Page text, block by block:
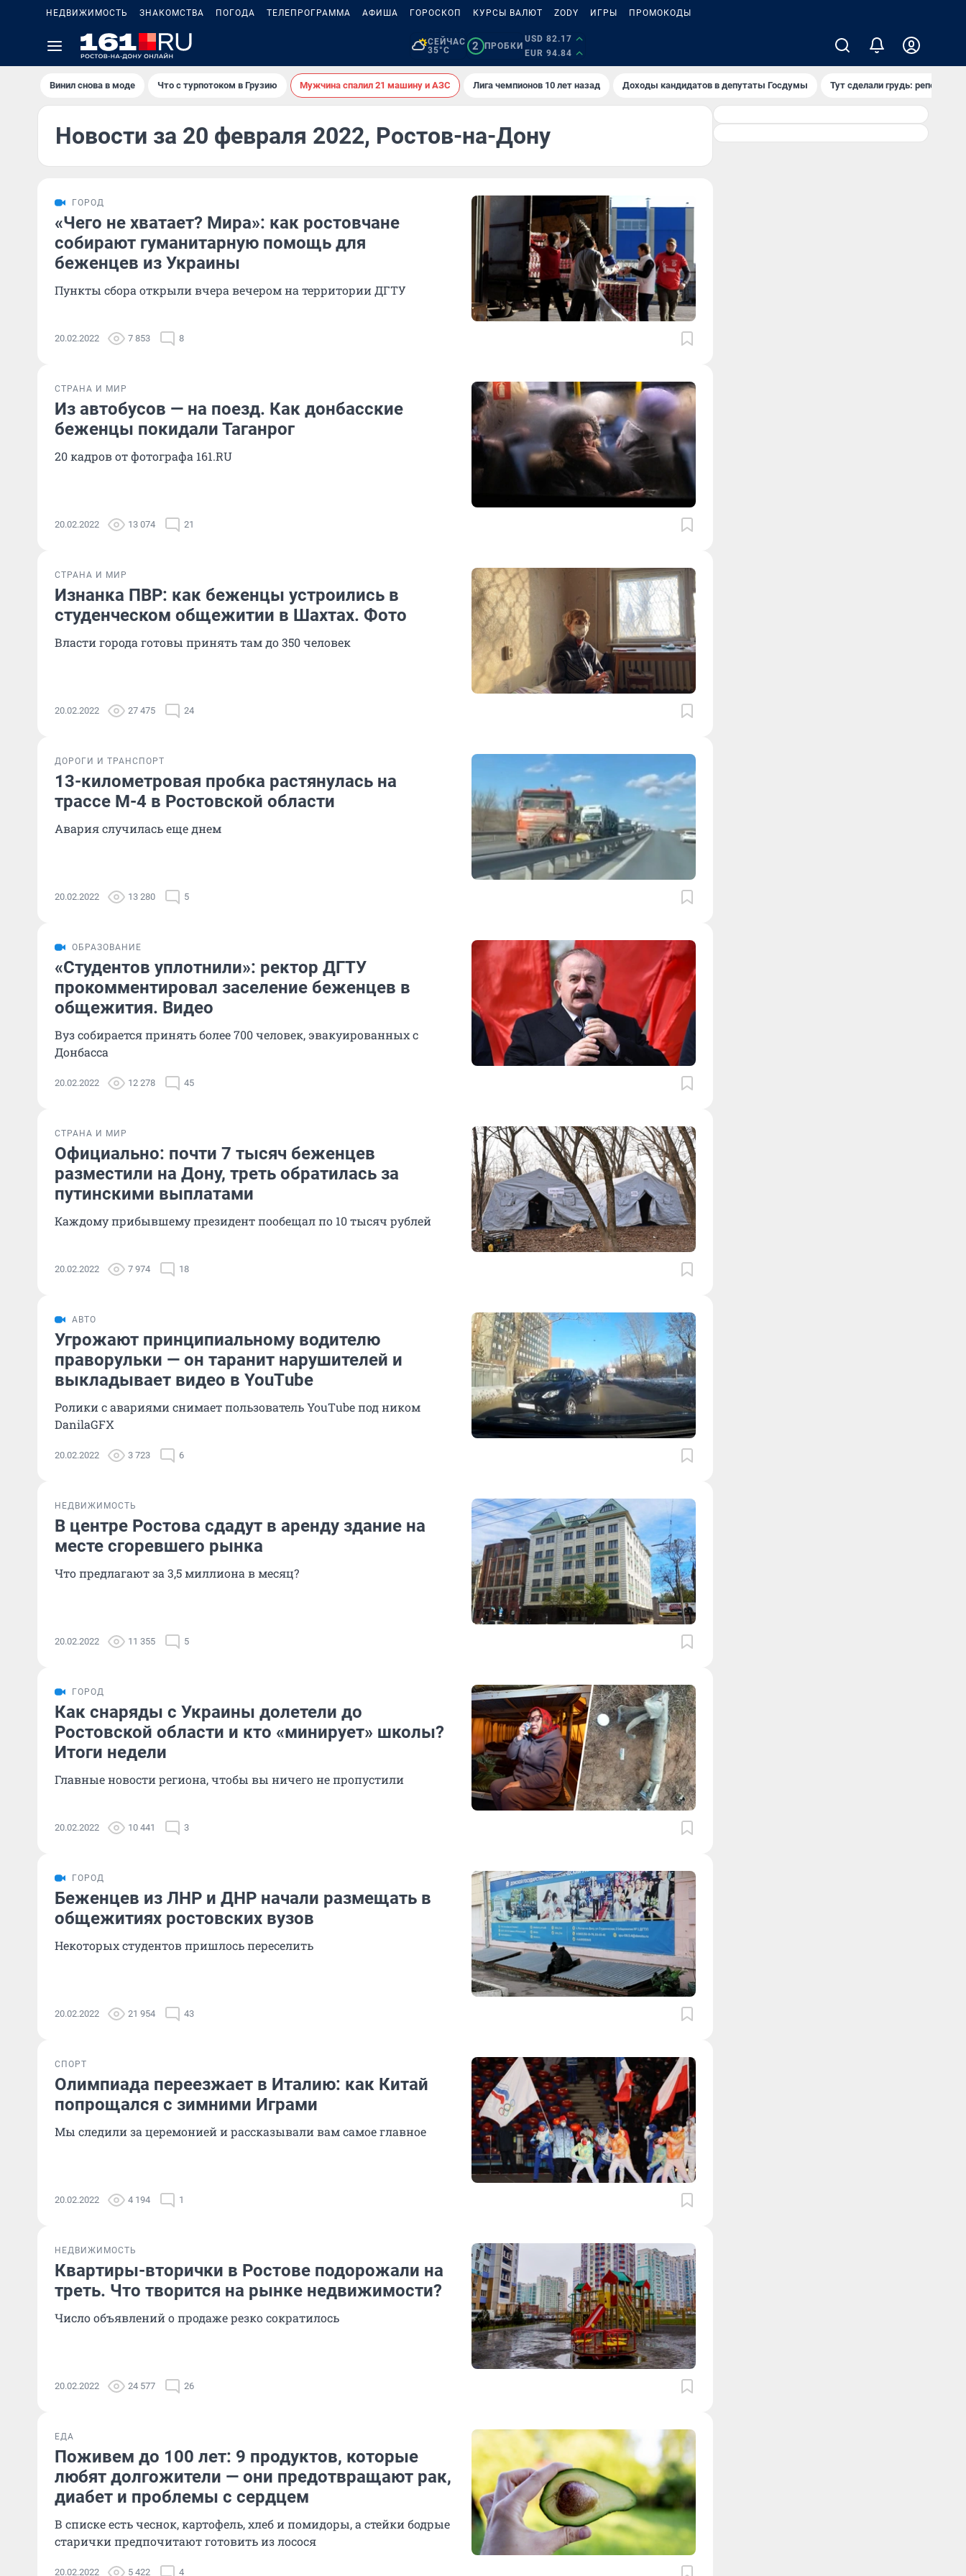
НЕДВИЖИМОСТЬ ЗНАКОМСТВА ПОГОДА ТЕЛЕПРОГРАММА АФИША ГОРОСКОП КУРСЫ ВАЛЮТ ZODY ИГРЫ ПРОМОКОДЫ
СЕЙЧАС
35°C
2 ПРОБКИ
USD 82.17
EUR 94.84
Винил снова в моде Что с турпотоком в Грузию Мужчина спалил 21 машину и АЗС Лига чемпионов 10 лет назад Доходы кандидатов в депутаты Госдумы Тут сделали грудь: репортаж
Новости за 20 февраля 2022, Ростов-на-Дону
ГОРОД
«Чего не хватает? Мира»: как ростовчане
собирают гуманитарную помощь для
беженцев из Украины
Пункты сбора открыли вчера вечером на территории ДГТУ
20.02.2022 7 853 8
СТРАНА И МИР
Из автобусов — на поезд. Как донбасские
беженцы покидали Таганрог
20 кадров от фотографа 161.RU
20.02.2022 13 074 21
СТРАНА И МИР
Изнанка ПВР: как беженцы устроились в
студенческом общежитии в Шахтах. Фото
Власти города готовы принять там до350 человек
20.02.2022 27 475 24
ДОРОГИ И ТРАНСПОРТ
13-километровая пробка растянулась на
трассе М-4 в Ростовской области
Авария случилась еще днем
20.02.2022 13 280 5
ОБРАЗОВАНИЕ
«Студентов уплотнили»: ректор ДГТУ
прокомментировал заселение беженцев в
общежития. Видео
Вуз собирается принять более 700 человек, эвакуированных с
Донбасса
20.02.2022 12 278 45
СТРАНА И МИР
Официально: почти 7 тысяч беженцев
разместили на Дону, треть обратилась за
путинскими выплатами
Каждому прибывшему президент пообещал по 10 тысяч рублей
20.02.2022 7 974 18
АВТО
Угрожают принципиальному водителю
праворульки — он таранит нарушителей и
выкладывает видео в YouТube
Ролики с авариями снимает пользователь YouТube под ником
DanilaGFX
20.02.2022 3 723 6
НЕДВИЖИМОСТЬ
В центре Ростова сдадут в аренду здание на
месте сгоревшего рынка
Что предлагают за 3,5 миллиона в месяц?
20.02.2022 11 355 5
ГОРОД
Как снаряды с Украины долетели до
Ростовской области и кто «минирует» школы?
Итоги недели
Главные новости региона, чтобы вы ничего не пропустили
20.02.2022 10 441 3
ГОРОД
Беженцев из ЛНР и ДНР начали размещать в
общежитиях ростовских вузов
Некоторых студентов пришлось переселить
20.02.2022 21 954 43
СПОРТ
Олимпиада переезжает в Италию: как Китай
попрощался с зимними Играми
Мы следили за церемонией и рассказывали вам самое главное
20.02.2022 4 194 1
НЕДВИЖИМОСТЬ
Квартиры-вторички в Ростове подорожали на
треть. Что творится на рынке недвижимости?
Число объявлений о продаже резко сократилось
20.02.2022 24 577 26
ЕДА
Поживем до 100 лет: 9 продуктов, которые
любят долгожители — они предотвращают рак,
диабет и проблемы с сердцем
В списке есть чеснок, картофель, хлеб и помидоры, а стейки бодрые
старички предпочитают готовить из лосося
20.02.2022 5 422 4